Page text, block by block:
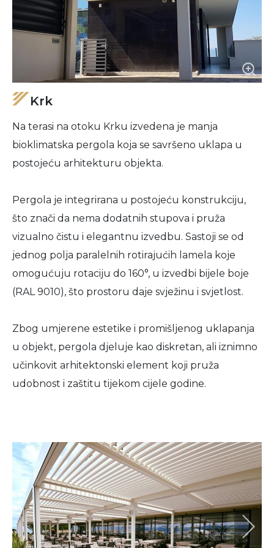
Krk
Na terasi na otoku Krku izvedena je manja
bioklimatska pergola koja se savršeno uklapa u
postojeću arhitekturu objekta.
Pergola je integrirana u postojeću konstrukciju,
što znači da nema dodatnih stupova i pruža
vizualno čistu i elegantnu izvedbu. Sastoji se od
jednog polja paralelnih rotirajućih lamela koje
omogućuju rotaciju do 160°, u izvedbi bijele boje
(RAL 9010), što prostoru daje svježinu i svjetlost.
Zbog umjerene estetike i promišljenog uklapanja
u objekt, pergola djeluje kao diskretan, ali iznimno
učinkovit arhitektonski element koji pruža
udobnost i zaštitu tijekom cijele godine.